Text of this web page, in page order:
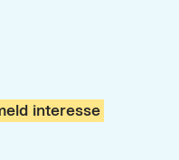
interesse